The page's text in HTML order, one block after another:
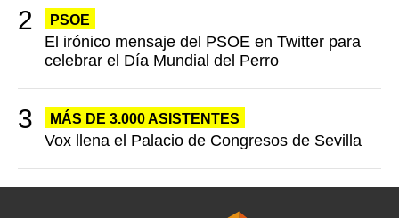
PSOE
El irónico mensaje del PSOE en Twitter para
celebrar el Día Mundial del Perro
MÁS DE 3.000 ASISTENTES
Vox llena el Palacio de Congresos de Sevilla